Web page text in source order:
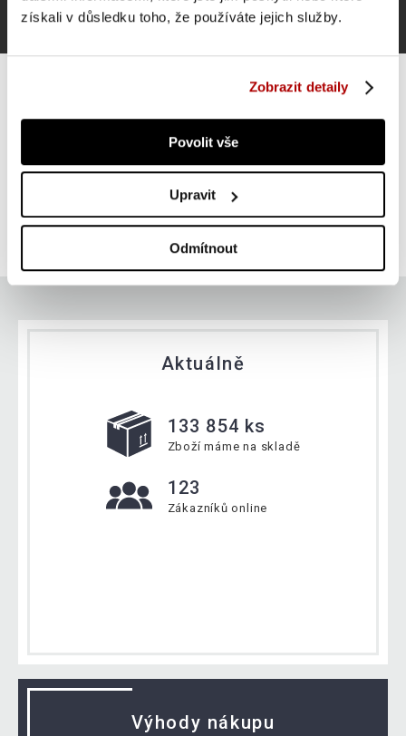
získali v důsledku toho, že používáte jejich služby.
Zobrazit detaily
Povolit vše
Upravit
Odmítnout
Gorilla Sports Litinový zátěžový kotouč, stříbrná, 5 kg
SUPER CENA
329 Kč
Aktuálně
133 854 ks
Zboží máme na skladě
123
Zákazníků online
Výhody nákupu